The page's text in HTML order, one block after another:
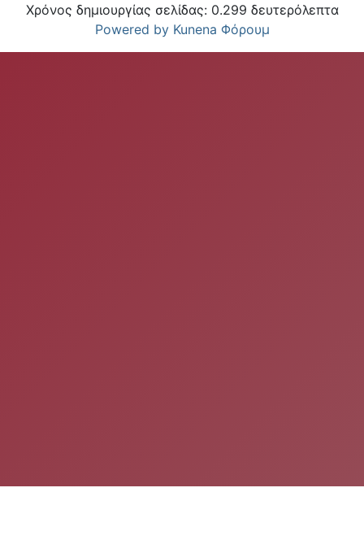
Χρόνος δημιουργίας σελίδας: 0.299 δευτερόλεπτα
Powered by Kunena Φόρουμ